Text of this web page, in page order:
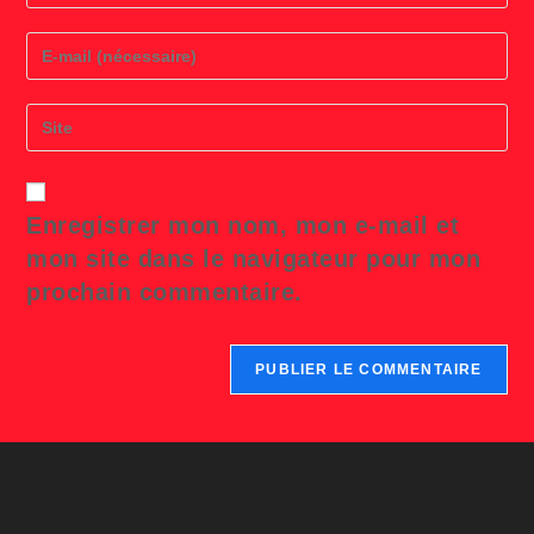
or
username
to
comment
Enter
your
address
comment
Saisir
l’URL
votre
site
(facultatif)
Enregistrer mon nom, mon e-mail et
mon site dans le navigateur pour mon
prochain commentaire.